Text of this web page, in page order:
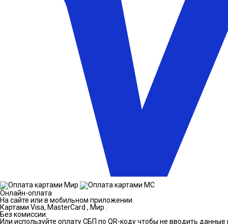
Онлайн-оплата
На сайте или в мобильном приложении.
Картами Visa, MasterCard , Мир .
Без комиссии.
Или используйте оплату СБП по QR-коду чтобы не вводить данные